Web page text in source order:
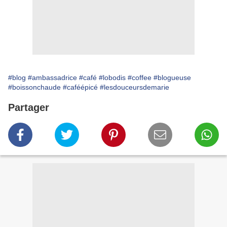
#blog #ambassadrice #café #lobodis #coffee #blogueuse
#boissonchaude #caféépicé #lesdouceursdemarie
Partager